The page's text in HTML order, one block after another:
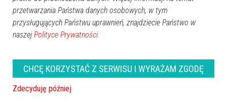
przetwarzania Państwa danych osobowych, w tym
przysługujących Państwu uprawnień, znajdziecie Państwo w
naszej Polityce Prywatności.
CHCĘ KORZYSTAĆ Z SERWISU I WYRAŻAM ZGODĘ
Zdecyduję później